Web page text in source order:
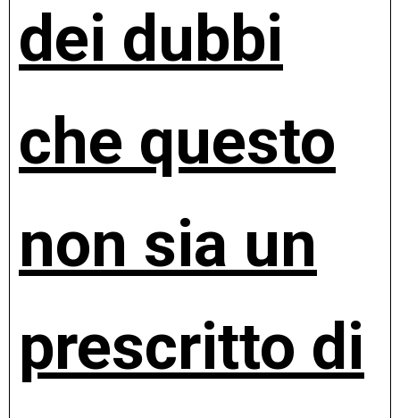
dei dubbi
che questo
non sia un
prescritto di